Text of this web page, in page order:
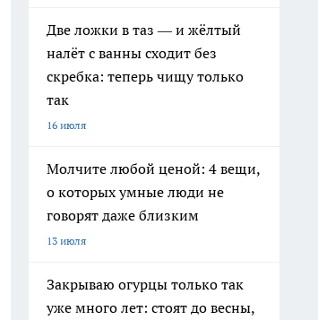
Две ложки в таз — и жёлтый
налёт с ванны сходит без
скребка: теперь чищу только
так
16 июля
Молчите любой ценой: 4 вещи,
о которых умные люди не
говорят даже близким
13 июля
Закрываю огурцы только так
уже много лет: стоят до весны,